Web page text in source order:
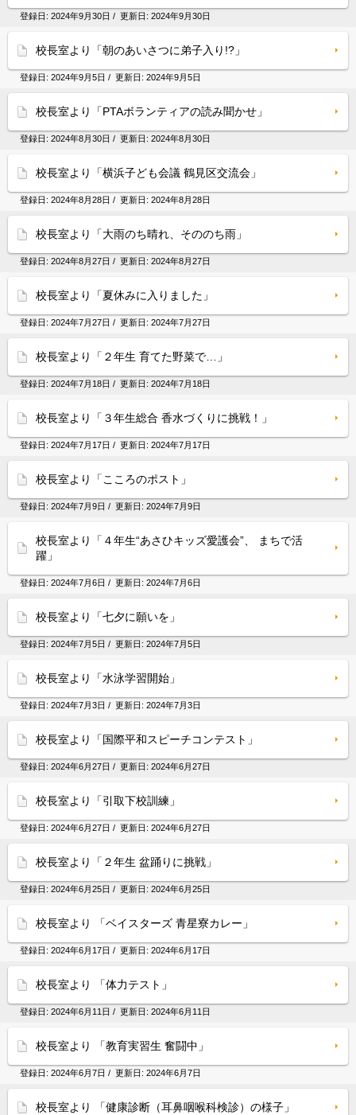
登録日: 2024年9月30日 / 更新日: 2024年9月30日
校長室より「朝のあいさつに弟子入り!?」
登録日: 2024年9月5日 / 更新日: 2024年9月5日
校長室より「PTAボランティアの読み聞かせ」
登録日: 2024年8月30日 / 更新日: 2024年8月30日
校長室より「横浜子ども会議 鶴見区交流会」
登録日: 2024年8月28日 / 更新日: 2024年8月28日
校長室より「大雨のち晴れ、そののち雨」
登録日: 2024年8月27日 / 更新日: 2024年8月27日
校長室より「夏休みに入りました」
登録日: 2024年7月27日 / 更新日: 2024年7月27日
校長室より「２年生 育てた野菜で…」
登録日: 2024年7月18日 / 更新日: 2024年7月18日
校長室より「３年生総合 香水づくりに挑戦！」
登録日: 2024年7月17日 / 更新日: 2024年7月17日
校長室より「こころのポスト」
登録日: 2024年7月9日 / 更新日: 2024年7月9日
校長室より「４年生“あさひキッズ愛護会”、 まちで活
躍」
登録日: 2024年7月6日 / 更新日: 2024年7月6日
校長室より「七夕に願いを」
登録日: 2024年7月5日 / 更新日: 2024年7月5日
校長室より「水泳学習開始」
登録日: 2024年7月3日 / 更新日: 2024年7月3日
校長室より「国際平和スピーチコンテスト」
登録日: 2024年6月27日 / 更新日: 2024年6月27日
校長室より「引取下校訓練」
登録日: 2024年6月27日 / 更新日: 2024年6月27日
校長室より「２年生 盆踊りに挑戦」
登録日: 2024年6月25日 / 更新日: 2024年6月25日
校長室より 「ベイスターズ 青星寮カレー」
登録日: 2024年6月17日 / 更新日: 2024年6月17日
校長室より 「体力テスト」
登録日: 2024年6月11日 / 更新日: 2024年6月11日
校長室より 「教育実習生 奮闘中」
登録日: 2024年6月7日 / 更新日: 2024年6月7日
校長室より 「健康診断（耳鼻咽喉科検診）の様子」